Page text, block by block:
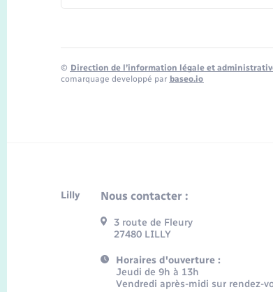
© Direction de l’information légale et
comarquage developpé par baseo.io
Lilly Nous contacter :
3 route de Fleury
27480 LILLY
Horaires d'ouverture :
Jeudi de 9h à 13h
Vendredi après-midi sur rendez-